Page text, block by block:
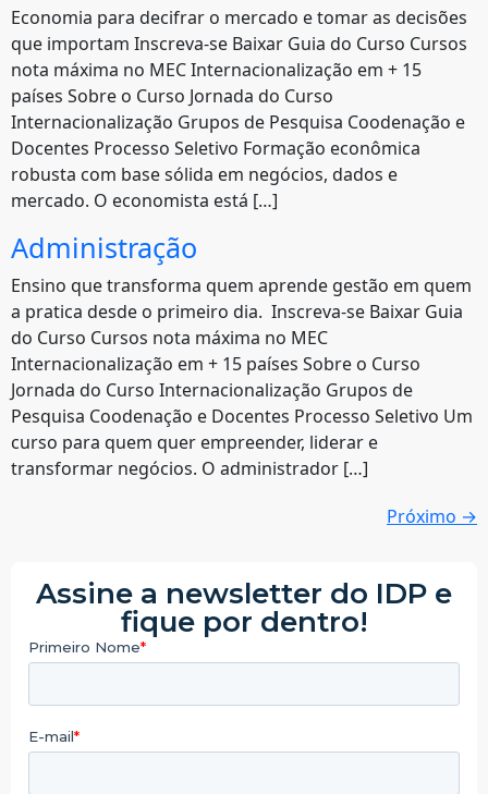
Economia para decifrar o mercado e tomar as decisões
que importam Inscreva-se Baixar Guia do Curso Cursos
nota máxima no MEC Internacionalização em + 15
países Sobre o Curso Jornada do Curso
Internacionalização Grupos de Pesquisa Coodenação e
Docentes Processo Seletivo Formação econômica
robusta com base sólida em negócios, dados e
mercado. O economista está […]
Administração
Ensino que transforma quem aprende gestão em quem
a pratica desde o primeiro dia. Inscreva-se Baixar Guia
do Curso Cursos nota máxima no MEC
Internacionalização em + 15 países Sobre o Curso
Jornada do Curso Internacionalização Grupos de
Pesquisa Coodenação e Docentes Processo Seletivo Um
curso para quem quer empreender, liderar e
transformar negócios. O administrador […]
Próximo →
Assine a newsletter do IDP e
fique por dentro!